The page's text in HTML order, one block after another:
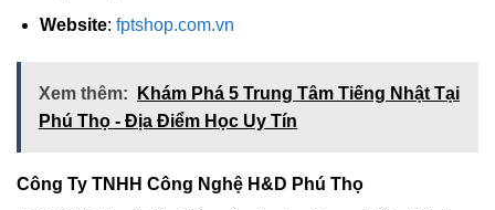
Website: fptshop.com.vn
Xem thêm:
Khám Phá 5 Trung Tâm Tiếng Nhật Tại
Phú Thọ - Địa Điểm Học Uy Tín
Công Ty TNHH Công Nghệ H&D Phú Thọ